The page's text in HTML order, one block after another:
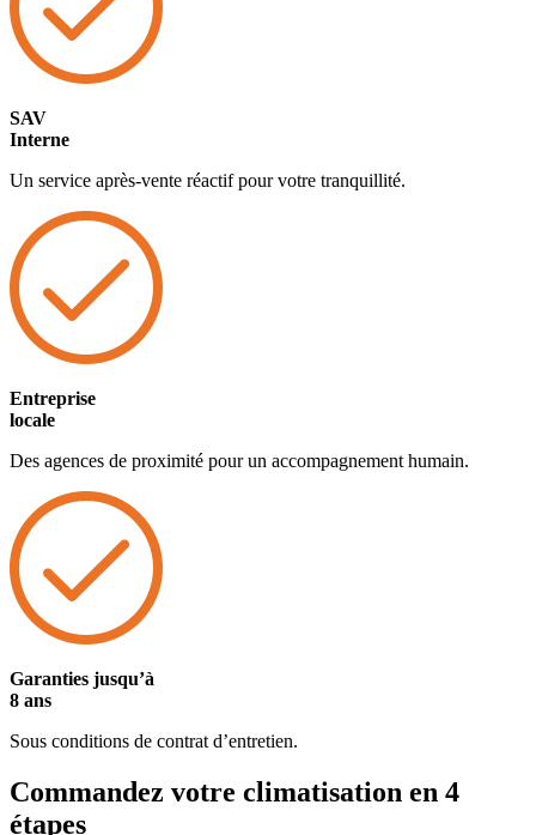
SAV
Interne
Un service après-vente réactif pour votre tranquillité.
Entreprise
locale
Des agences de proximité pour un accompagnement humain.
Garanties jusqu’à
8 ans
Sous conditions de contrat d’entretien.
Commandez votre climatisation en 4
étapes